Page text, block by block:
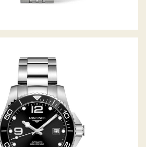
HYDROCONQUEST